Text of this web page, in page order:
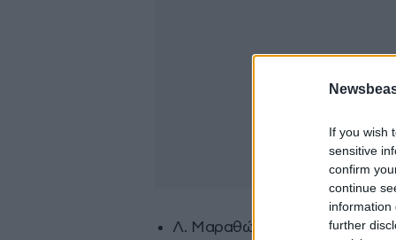
If you wish
sensitive
confirm
continue
information
further
Λ. Μαραθώνος, στο τμήμα της